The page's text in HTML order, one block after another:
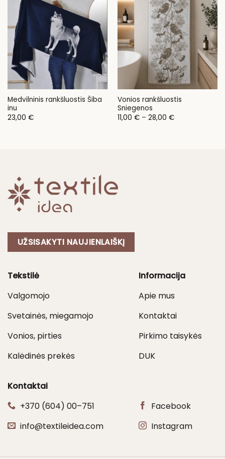
Medvilninis rankšluostis Šiba
inu
23,00 €
Vonios rankšluostis
Sniegenos
11,00 € – 28,00 €Price
UŽSISAKYTI NAUJIENLAIŠKĮ
Tekstilė
Valgomojo
Svetainės, miegamojo
Vonios, pirties
Kalėdinės prekės
Informacija
Apie mus
Kontaktai
Pirkimo taisykės
DUK
Kontaktai
+370 (604) 00–751
info@textileidea.com
Facebook
Instagram